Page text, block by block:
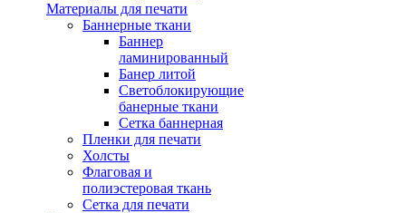
Материалы для печати
Баннерные ткани
Баннер
ламинированный
Банер литой
Светоблокирующие
банерные ткани
Сетка баннерная
Пленки для печати
Холсты
Флаговая и
полиэстеровая ткань
Сетка для печати